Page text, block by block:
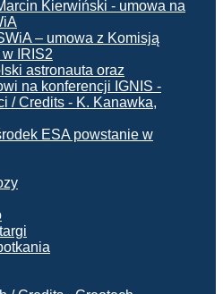
– umowa z Komisją
w IRIS2
ESA powstanie w